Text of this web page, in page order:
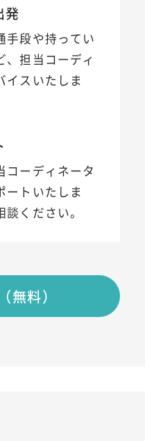
発
手段や持ってい
、担当コーディ
イスいたしま
コーディネータ
ートいたしま
ください。
無料）